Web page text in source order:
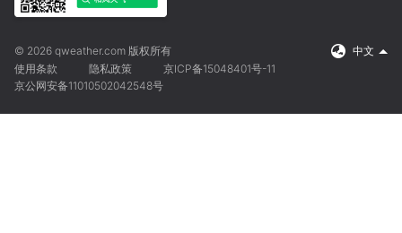
© 2026 qweather.com 版权所有
中文
使用条款
隐私政策
京ICP备15048401号-11
京公网安备11010502042548号